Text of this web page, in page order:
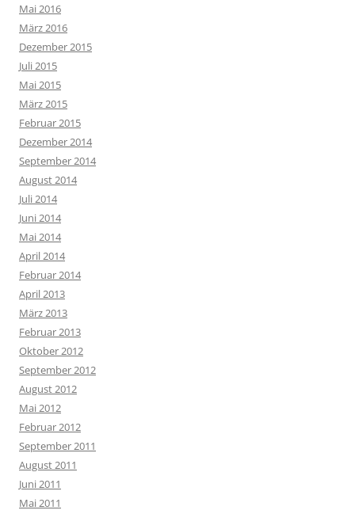
Mai 2016
März 2016
Dezember 2015
Juli 2015
Mai 2015
März 2015
Februar 2015
Dezember 2014
September 2014
August 2014
Juli 2014
Juni 2014
Mai 2014
April 2014
Februar 2014
April 2013
März 2013
Februar 2013
Oktober 2012
September 2012
August 2012
Mai 2012
Februar 2012
September 2011
August 2011
Juni 2011
Mai 2011